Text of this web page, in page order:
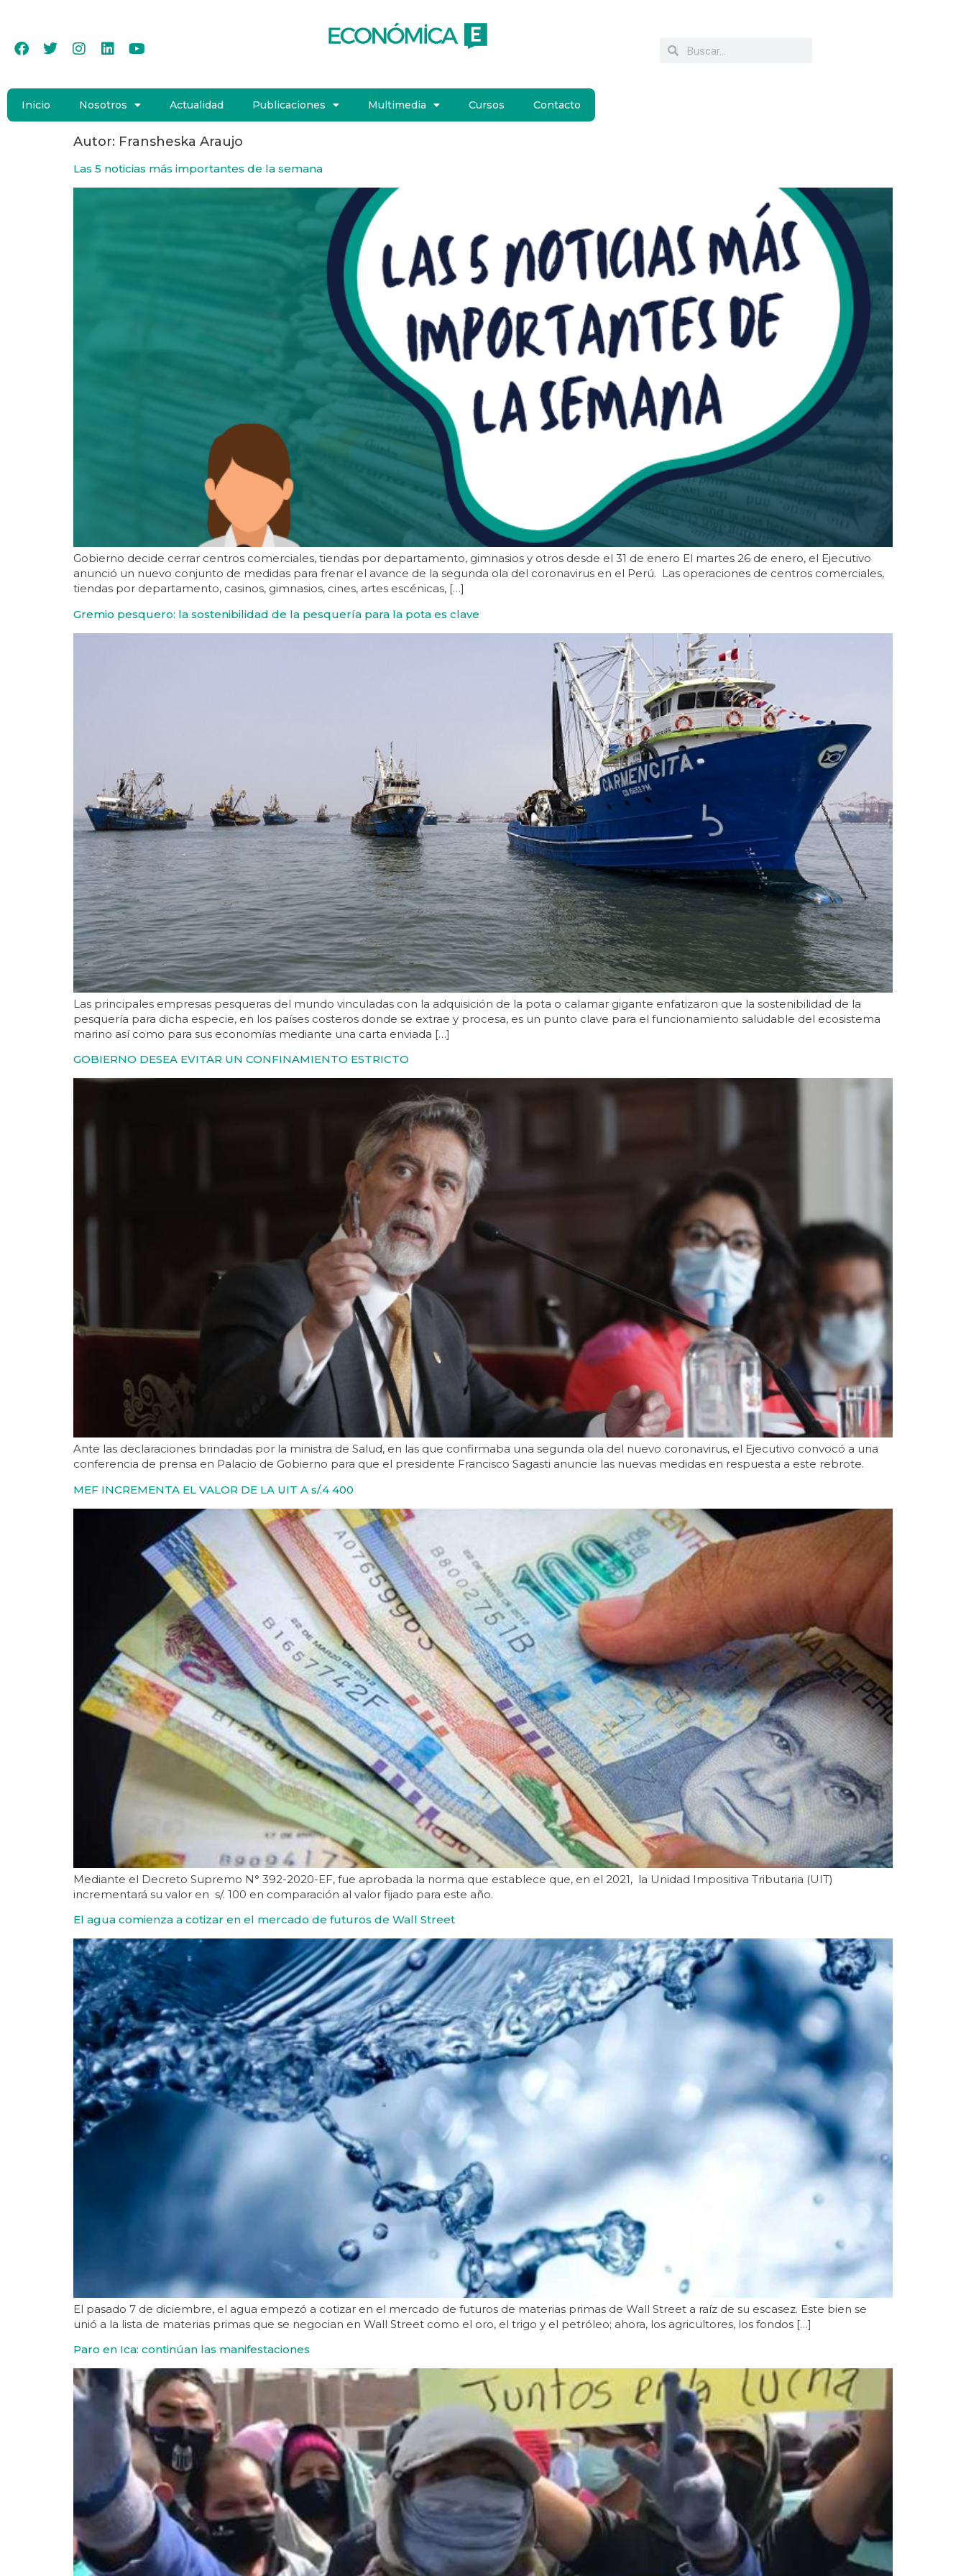
Inicio Nosotros Actualidad Publicaciones Multimedia Cursos Contacto
Autor: Fransheska Araujo
Las 5 noticias más importantes de la semana
Gobierno decide cerrar centros comerciales, tiendas por departamento, gimnasios y otros desde el 31 de enero El martes 26 de enero, el Ejecutivo
anunció un nuevo conjunto de medidas para frenar el avance de la segunda ola del coronavirus en el Perú. Las operaciones de centros comerciales,
tiendas por departamento, casinos, gimnasios, cines, artes escénicas, […]
Gremio pesquero: la sostenibilidad de la pesquería para la pota es clave
Las principales empresas pesqueras del mundo vinculadas con la adquisición de la pota o calamar gigante enfatizaron que la sostenibilidad de la
pesquería para dicha especie, en los países costeros donde se extrae y procesa, es un punto clave para el funcionamiento saludable del ecosistema
marino así como para sus economías mediante una carta enviada […]
GOBIERNO DESEA EVITAR UN CONFINAMIENTO ESTRICTO
Ante las declaraciones brindadas por la ministra de Salud, en las que confirmaba una segunda ola del nuevo coronavirus, el Ejecutivo convocó a una
conferencia de prensa en Palacio de Gobierno para que el presidente Francisco Sagasti anuncie las nuevas medidas en respuesta a este rebrote.
MEF INCREMENTA EL VALOR DE LA UIT A s/.4 400
Mediante el Decreto Supremo N° 392-2020-EF, fue aprobada la norma que establece que, en el 2021, la Unidad Impositiva Tributaria (UIT)
incrementará su valor en s/. 100 en comparación al valor fijado para este año.
El agua comienza a cotizar en el mercado de futuros de Wall Street
El pasado 7 de diciembre, el agua empezó a cotizar en el mercado de futuros de materias primas de Wall Street a raíz de su escasez. Este bien se
unió a la lista de materias primas que se negocian en Wall Street como el oro, el trigo y el petróleo; ahora, los agricultores, los fondos […]
Paro en Ica: continúan las manifestaciones